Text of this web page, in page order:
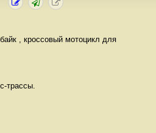
, кроссовый мотоцикл для
трассы.